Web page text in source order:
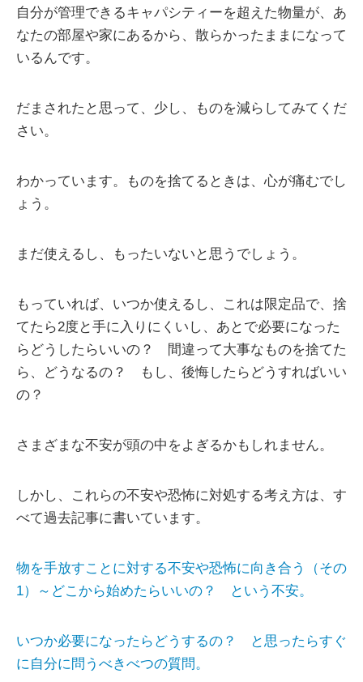
自分が管理できるキャパシティーを超えた物量が、あ
なたの部屋や家にあるから、散らかったままになって
いるんです。
だまされたと思って、少し、ものを減らしてみてくだ
さい。
わかっています。ものを捨てるときは、心が痛むでし
ょう。
まだ使えるし、もったいないと思うでしょう。
もっていれば、いつか使えるし、これは限定品で、捨
てたら2度と手に入りにくいし、あとで必要になった
らどうしたらいいの？ 間違って大事なものを捨てた
ら、どうなるの？ もし、後悔したらどうすればいい
の？
さまざまな不安が頭の中をよぎるかもしれません。
しかし、これらの不安や恐怖に対処する考え方は、す
べて過去記事に書いています。
物を手放すことに対する不安や恐怖に向き合う（その
1）～どこから始めたらいいの？ という不安。
いつか必要になったらどうするの？ と思ったらすぐ
に自分に問うべきべつの質問。